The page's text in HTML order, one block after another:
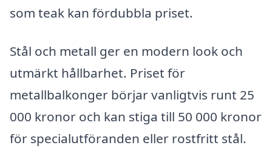
som teak kan fördubbla priset.
Stål och metall ger en modern look och
utmärkt hållbarhet. Priset för
metallbalkonger börjar vanligtvis runt 25
000 kronor och kan stiga till 50 000 kronor
för specialutföranden eller rostfritt stål.